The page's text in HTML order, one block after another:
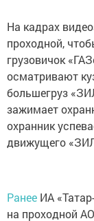
На кадрах
проходной,
грузовичок
осматривают
большегруз
зажимает
охранник
движущего
Ранее ИА
на проходной